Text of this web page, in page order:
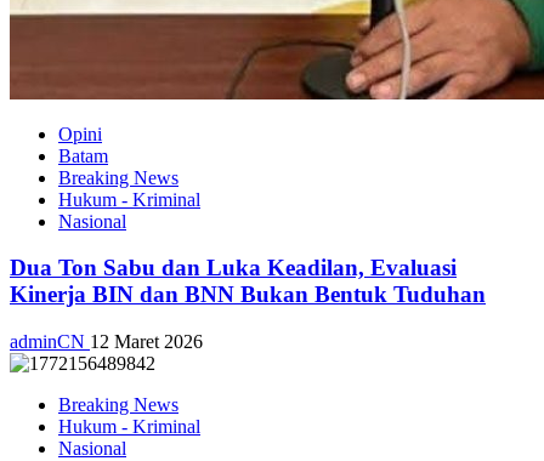
Opini
Batam
Breaking News
Hukum - Kriminal
Nasional
Dua Ton Sabu dan Luka Keadilan, Evaluasi
Kinerja BIN dan BNN Bukan Bentuk Tuduhan
adminCN 12 Maret 2026
Breaking News
Hukum - Kriminal
Nasional